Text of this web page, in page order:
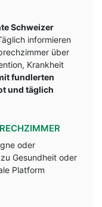
Schweizer
informieren
über
Krankheit
fundlerten
und täglich
oder
Gesundheit oder
Platform